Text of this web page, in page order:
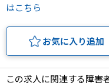
はこちら
お気に入り追加
この求人に関連する障害